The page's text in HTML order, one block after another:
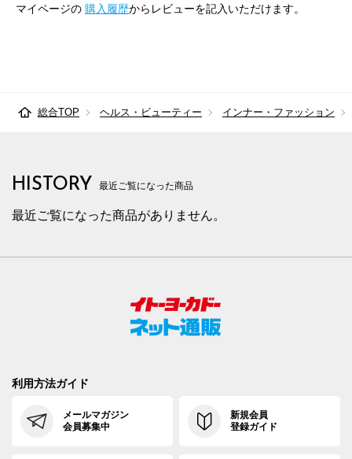
マイページの 購入履歴からレビューを記入いただけます。
総合TOP ヘルス・ビューティー インナー・ファッション
HISTORY 最近ご覧になった商品
最近ご覧になった商品がありません。
利用方法ガイド
メールマガジン
会員募集中
新規会員
登録ガイド